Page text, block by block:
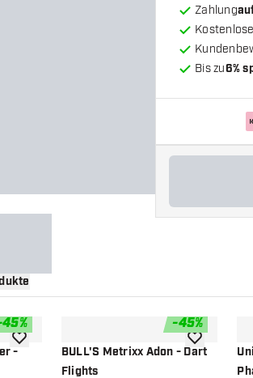
Zahlung
Bis zu6%
45%
-
Zur Wunschliste hinzufügen
-45%
BULL'S Metrixx Adon - Dart
Flights
Zur